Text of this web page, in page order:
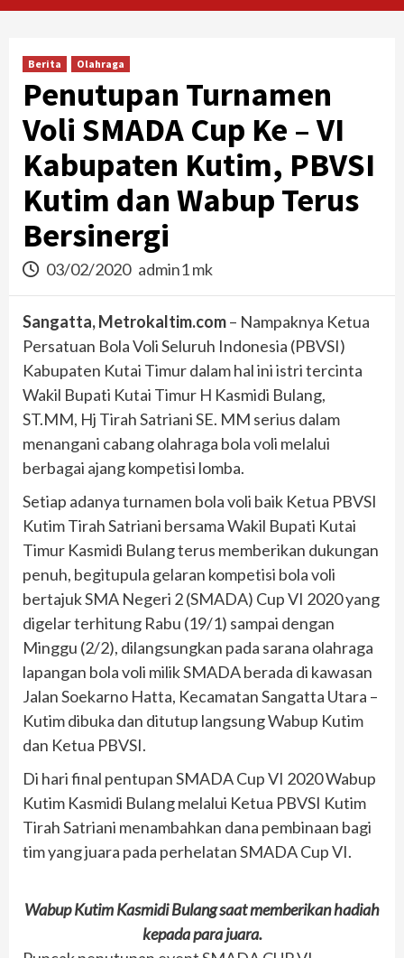
Berita Olahraga
Penutupan Turnamen
Voli SMADA Cup Ke – VI
Kabupaten Kutim, PBVSI
Kutim dan Wabup Terus
Bersinergi
03/02/2020 admin1 mk
Sangatta, Metrokaltim.com– Nampaknya Ketua
Persatuan Bola Voli Seluruh Indonesia (PBVSI)
Kabupaten Kutai Timur dalam hal ini istri tercinta
Wakil Bupati Kutai Timur H Kasmidi Bulang,
ST.MM, Hj Tirah Satriani SE. MM serius dalam
menangani cabang olahraga bola voli melalui
berbagai ajang kompetisi lomba.
Setiap adanya turnamen bola voli baik Ketua PBVSI
Kutim Tirah Satriani bersama Wakil Bupati Kutai
Timur Kasmidi Bulang terus memberikan dukungan
penuh, begitupula gelaran kompetisi bola voli
bertajuk SMA Negeri 2 (SMADA) Cup VI 2020 yang
digelar terhitung Rabu (19/1) sampai dengan
Minggu (2/2), dilangsungkan pada sarana olahraga
lapangan bola voli milik SMADA berada di kawasan
Jalan Soekarno Hatta, Kecamatan Sangatta Utara –
Kutim dibuka dan ditutup langsung Wabup Kutim
dan Ketua PBVSI.
Di hari final pentupan SMADA Cup VI 2020 Wabup
Kutim Kasmidi Bulang melalui Ketua PBVSI Kutim
Tirah Satriani menambahkan dana pembinaan bagi
tim yang juara pada perhelatan SMADA Cup VI.
Wabup Kutim Kasmidi Bulang saat memberikan hadiah
kepada para juara.